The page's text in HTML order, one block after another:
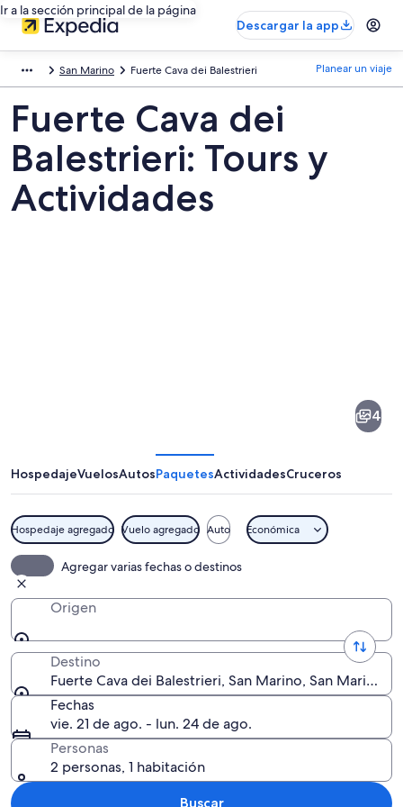
Ir a la sección principal de la página
Descargar la app
San Marino Fuerte Cava dei Balestrieri Planear un viaje
Fuerte Cava dei
Balestrieri: Tours y
Actividades
Balestrieri
4
HospedajeVuelosAutosPaquetesActividadesCruceros
Hospedaje agregado Vuelo agregado Auto Económica
Agregar varias fechas o destinos
Origen
Destino
Fuerte Cava dei Balestrieri, San Marino, San Marino
Fechas
vie. 21 de ago. - lun. 24 de ago.
Personas
2 personas, 1 habitación
Buscar